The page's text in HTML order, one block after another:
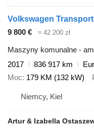
Volkswagen
9 800 €
≈ 42 200 zł
Maszyny komunalne -
2017
836 917 km
Moc 179 KM (132 kW)
Niemcy, Kiel
Artur & Izabella